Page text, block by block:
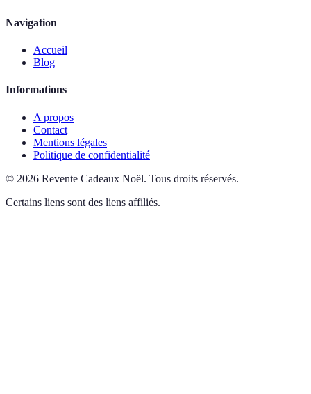
Navigation
Accueil
Blog
Informations
A propos
Contact
Mentions légales
Politique de confidentialité
© 2026 Revente Cadeaux Noël. Tous droits réservés.
Certains liens sont des liens affiliés.